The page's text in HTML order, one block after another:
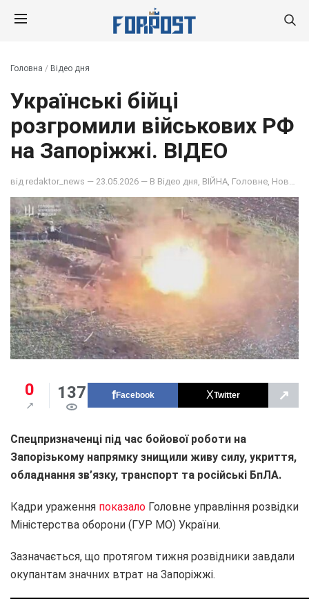
Головна / Відео дня
Українські бійці
розгромили військових РФ
на Запоріжжі. ВІДЕО
від redaktor_news — 23.05.2026 — В Відео дня ВІЙНА Головне Новина дня
0 137 Facebook Twitter ↗
Спецпризначенці під час бойової роботи на
Запорізькому напрямку знищили живу силу, укриття,
обладнання зв’язку, транспорт та російські БпЛА.
Кадри ураження показало Головне управління розвідки
Міністерства оборони (ГУР МО) України.
Зазначається, що протягом тижня розвідники завдали
окупантам значних втрат на Запоріжжі.